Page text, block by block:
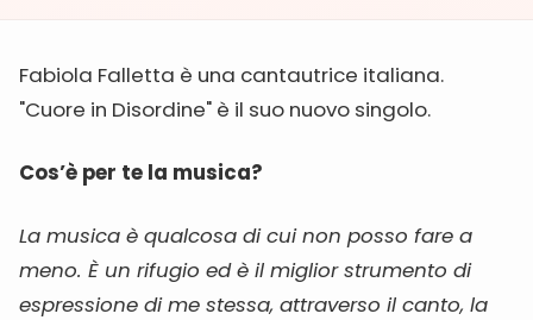
Fabiola Falletta è una cantautrice italiana.
"Cuore in Disordine" è il suo nuovo singolo.
Cos’è per te la musica?
La musica è qualcosa di cui non posso fare a
meno. È un rifugio ed è il miglior strumento di
espressione di me stessa, attraverso il canto, la